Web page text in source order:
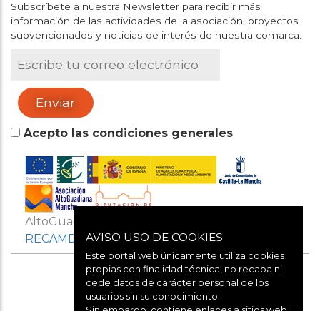
Subscríbete a nuestra Newsletter para recibir más
información de las actividades de la asociación, proyectos
subvencionados y noticias de interés de nuestra comarca.
Acepto las condiciones generales
AltoGuadianaMancha es miembro de
RECAMDERYREDR
AVISO USO DE COOKIES
Este portal web únicamente utiliza cookies
propias con finalidad técnica, no recaba ni
cede datos de carácter personal de los
usuarios sin su conocimiento.